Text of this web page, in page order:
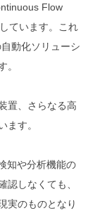
Flow
ています。これ
動化ソリューシ
。
置、さらなる高
ます。
知や分析機能の
認しなくても、
実のものとなり